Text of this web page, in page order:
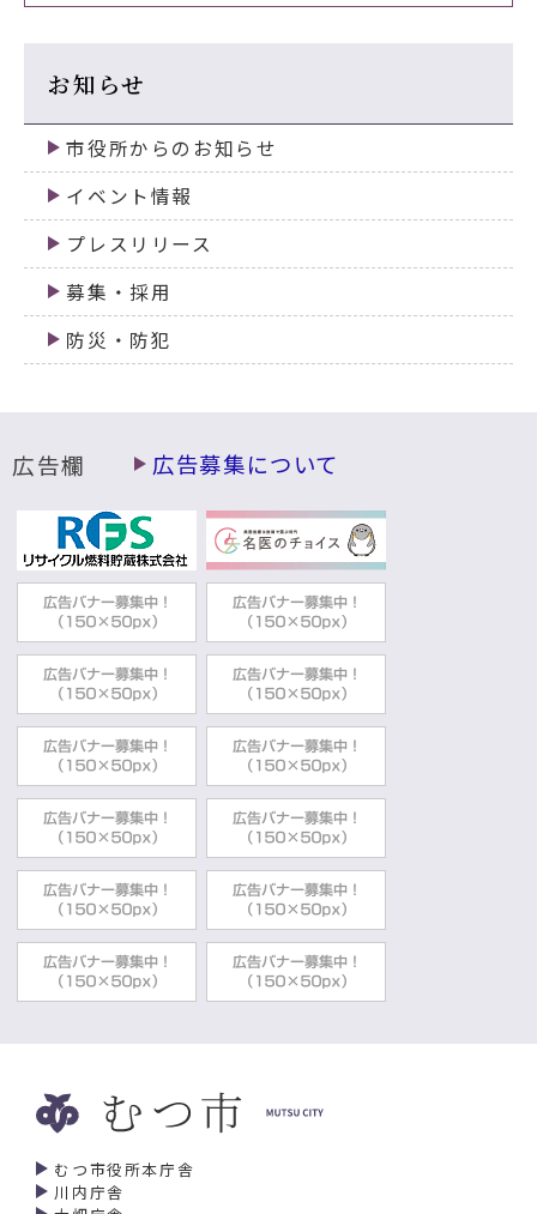
お知らせ
市役所からのお知らせ
イベント情報
プレスリリース
募集・採用
防災・防犯
広告欄 広告募集について
むつ市役所本庁舎
川内庁舎